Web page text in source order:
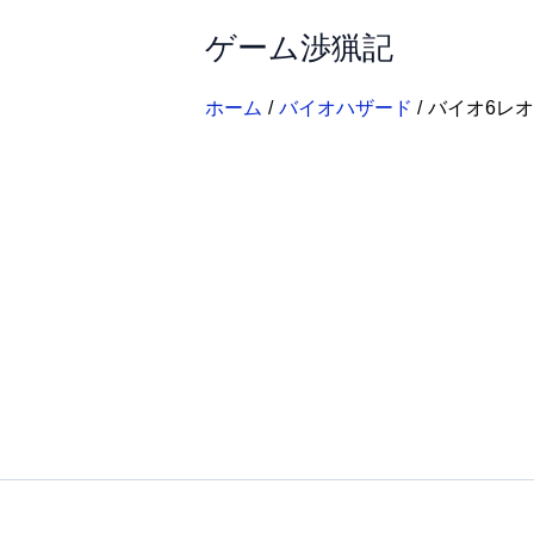
ゲーム渉猟記
ホーム バイオハザード バイオ6レ